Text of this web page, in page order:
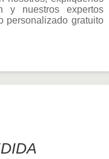
y nuestros expertos
personalizado gratuito